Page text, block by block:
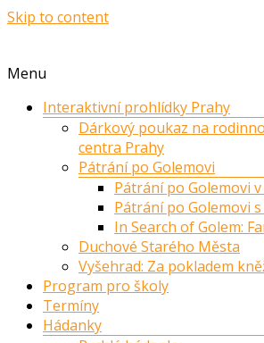
Skip to content
Menu
Interaktivní prohlídky Prahy
Dárkový poukaz na
centra Prahy
Pátrání po Golemovi
Pátrání po Golemovi
Pátrání po Golemovi
In Search of Golem:
Duchové Starého Města
Vyšehrad: Za pokladem
Program pro školy
Termíny
Hádanky